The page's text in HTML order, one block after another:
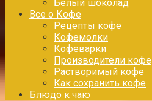
Белый шоколад
Все о Кофе
Рецепты кофе
Кофемолки
Кофеварки
Производители кофе
Растворимый кофе
Как сохранить кофе
Блюдо к чаю